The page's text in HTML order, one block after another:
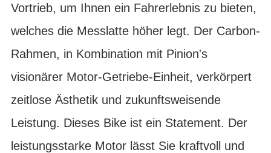
Vortrieb, um Ihnen ein Fahrerlebnis zu bieten,
welches die Messlatte höher legt. Der Carbon-
Rahmen, in Kombination mit Pinion's
visionärer Motor-Getriebe-Einheit, verkörpert
zeitlose Ästhetik und zukunftsweisende
Leistung. Dieses Bike ist ein Statement. Der
leistungsstarke Motor lässt Sie kraftvoll und